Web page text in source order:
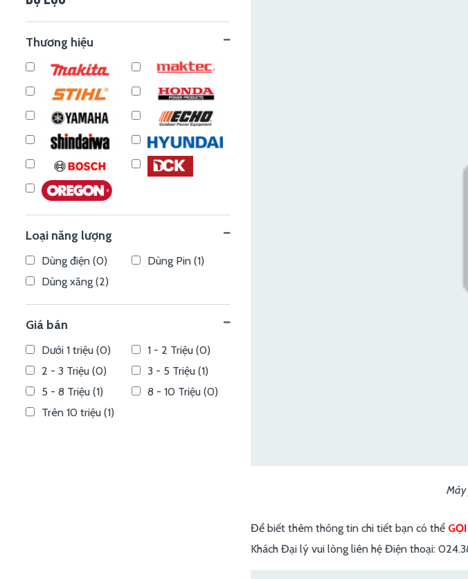
Thương hiệu
Loại năng lượng
Dùng điện (0)
Dùng Pin (1)
Dùng xăng (2)
Giá bán
Dưới 1 triệu (0)
1 - 2 Triệu (0)
2 - 3 Triệu (0)
3 - 5 Triệu (1)
5 - 8 Triệu (1)
8 - 10 Triệu (0)
Trên 10 triệu (1)
Máy
Để biết thêm thông tin chi tiết bạn có thể
Khách Đại lý vui lòng liên hệ Điện thoại: